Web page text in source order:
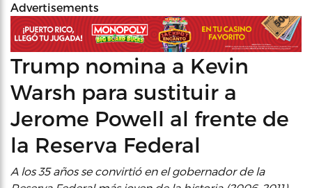
Advertisements
Trump nomina a Kevin
Warsh para sustituir a
Jerome Powell al frente de
la Reserva Federal
A los 35 años se convirtió en el gobernador de la